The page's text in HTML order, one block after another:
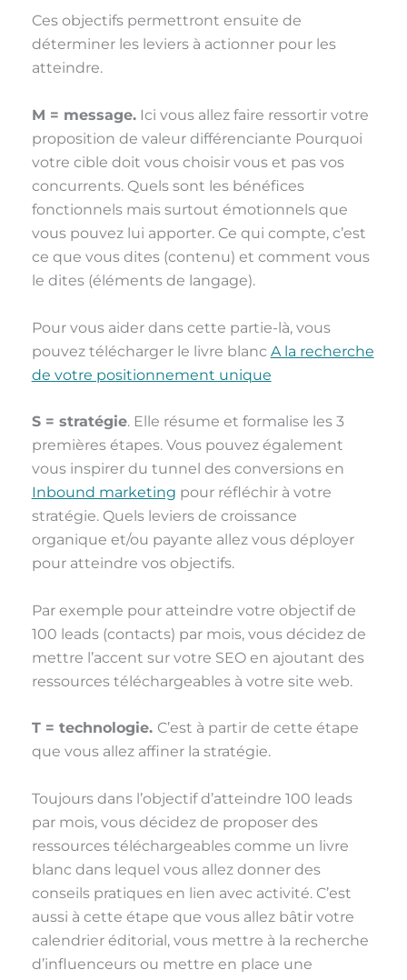
Ces objectifs permettront ensuite de
déterminer les leviers à actionner pour les
atteindre.
M = message.Ici vous allez faire ressortir votre
proposition de valeur différenciante Pourquoi
votre cible doit vous choisir vous et pas vos
concurrents. Quels sont les bénéfices
fonctionnels mais surtout émotionnels que
vous pouvez lui apporter. Ce qui compte, c’est
ce que vous dites (contenu) et comment vous
le dites (éléments de langage).
Pour vous aider dans cette partie-là, vous
pouvez télécharger le livre blanc A la recherche
de votre positionnement unique
S = stratégie. Elle résume et formalise les 3
premières étapes. Vous pouvez également
vous inspirer du tunnel des conversions en
Inbound marketing pour réfléchir à votre
stratégie. Quels leviers de croissance
organique et/ou payante allez vous déployer
pour atteindre vos objectifs.
Par exemple pour atteindre votre objectif de
100 leads (contacts) par mois, vous décidez de
mettre l’accent sur votre SEO en ajoutant des
ressources téléchargeables à votre site web.
T = technologie. C’est à partir de cette étape
que vous allez affiner la stratégie.
Toujours dans l’objectif d’atteindre 100 leads
par mois, vous décidez de proposer des
ressources téléchargeables comme un livre
blanc dans lequel vous allez donner des
conseils pratiques en lien avec activité. C’est
aussi à cette étape que vous allez bâtir votre
calendrier éditorial, vous mettre à la recherche
d’influenceurs ou mettre en place une